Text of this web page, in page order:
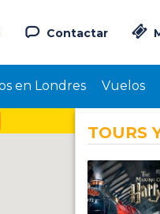
Contactar
en Londres Vuelos
TOURS